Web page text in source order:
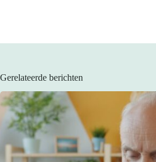
Gerelateerde berichten